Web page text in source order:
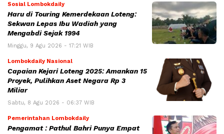
Sosial Lombokdaily
Haru di Touring Kemerdekaan Loteng:
Sekwan Lepas Ibu Wadiah yang
Mengabdi Sejak 1994
Minggu, 9 Agu 2026 - 17:21 WIB
Lombokdaily Nasional
Capaian Kejari Loteng 2025: Amankan 15
Proyek, Pulihkan Aset Negara Rp 3
Miliar
Sabtu, 8 Agu 2026 - 06:37 WIB
Pemerintahan Lombokdaily
Pengamat : Pathul Bahri Punya Empat